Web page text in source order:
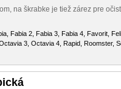
na škrabke je tiež zárez pre
Fabia 2, Fabia 3, Fabia 4, Favorit,
3, Octavia 4, Rapid, Roomster,